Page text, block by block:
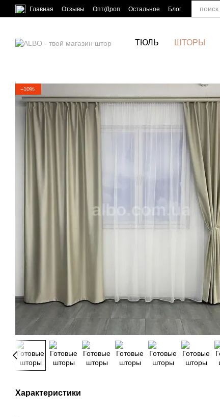
Перейти к основному контенту
Главная Отзывы Опт/Дроп Остальное Блог
ТЮЛЬ ШТОРЫ
−10%
Характеристики